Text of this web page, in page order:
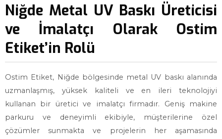
Niğde Metal UV Baskı Üreticisi
ve İmalatçı Olarak Ostim
Etiket’in Rolü
Ostim Etiket, Niğde bölgesinde metal UV baskı alanında
uzmanlaşmış, yüksek kaliteli ve en ileri teknolojiyi
kullanan bir üretici ve imalatçı firmadır. Geniş makine
parkuru ve deneyimli ekibiyle, müşterilerine özel
çözümler sunmakta ve projelerin her aşamasında